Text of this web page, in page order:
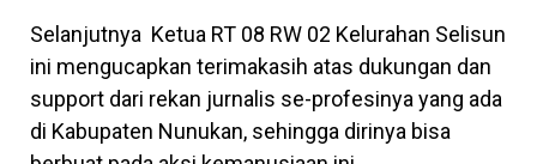
Selanjutnya Ketua RT 08 RW 02 Kelurahan Selisun
ini mengucapkan terimakasih atas dukungan dan
support dari rekan jurnalis se-profesinya yang ada
di Kabupaten Nunukan, sehingga dirinya bisa